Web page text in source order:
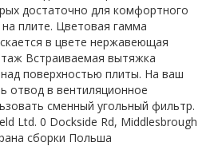
достаточно для комфортного
плите. Цветовая гамма
в цвете нержавеющая
Встраиваемая вытяжка
поверхностью плиты. На ваш
отвод в вентиляционное
сменный угольный фильтр.
Ltd. 0 Dockside Rd, Middlesbrough
сборки Польша